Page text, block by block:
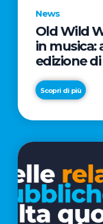
News
Old Wild
in musica:
edizione
Radio Italia
Scopri di più